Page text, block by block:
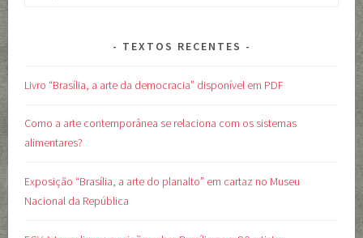
TEXTOS RECENTES
Livro “Brasília, a arte da democracia” disponível em PDF
Como a arte contemporânea se relaciona com os sistemas
alimentares?
Exposição “Brasília, a arte do planalto” em cartaz no Museu
Nacional da República